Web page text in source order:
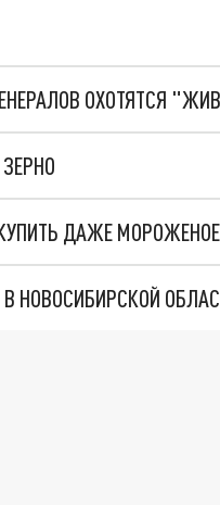
ОХОТЯТСЯ
ДАЖЕ МОРОЖЕНОЕ